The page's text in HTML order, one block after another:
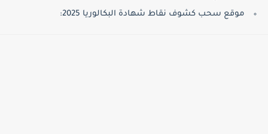
موقع سحب كشوف نقاط شهادة البكالوريا 2025: